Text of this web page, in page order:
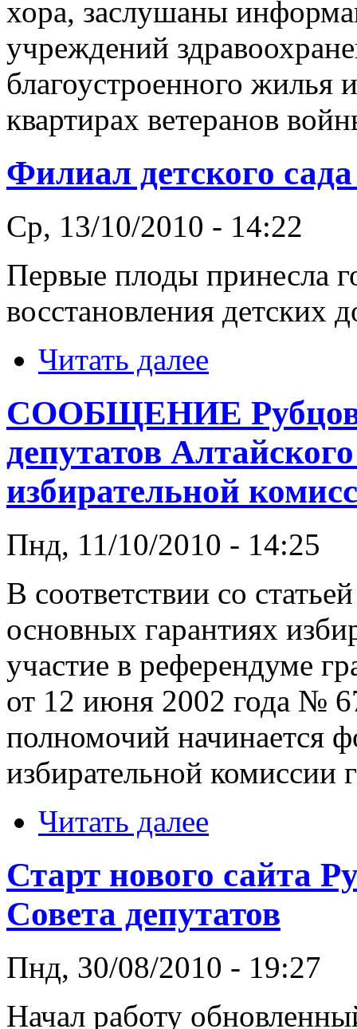
хора, заслушаны
учреждений
благоустроенного жилья
квартирах ветеранов
Филиал детского
Ср, 13/10/2010 - 14:22
Первые плоды принесла
восстановления
Читать далее
СООБЩЕНИЕ
депутатов
избирательной
Пнд, 11/10/2010 - 14:25
В соответствии со
основных гарантиях
участие в референдуме
от 12 июня 2002 года №
полномочий начинается
избирательной комиссии
Читать далее
Старт нового сайта
Совета депутатов
Пнд, 30/08/2010 - 19:27
Начал работу